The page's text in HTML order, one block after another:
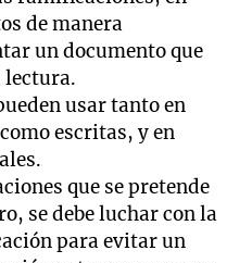
de manera
un documento que
lectura.
usar tanto en
escritas, y en
que se pretende
se debe luchar con la
para evitar un